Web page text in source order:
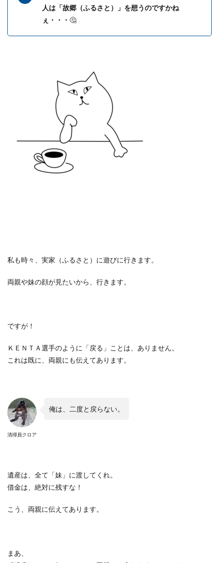
人は「故郷（ふるさと）」を想うのですかね
ぇ・・・ 🤔
私も時々、実家（ふるさと）に遊びに行きます。
両親や妹の顔が見たいから、行きます。
ですが！
ＫＥＮＴＡ選手のように「戻る」ことは、ありません。
これは既に、両親にも伝えてあります。
清掃員クロア
俺は、二度と戻らない。
遺産は、全て「妹」に渡してくれ。
借金は、絶対に残すな！
こう、両親に伝えてあります。
まあ、